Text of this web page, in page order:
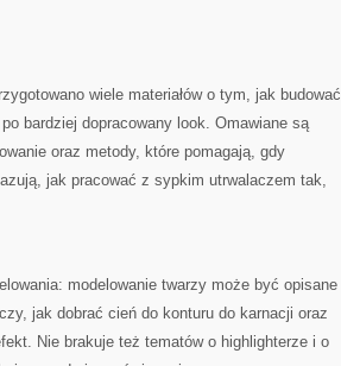
wiele materiałów o tym, jak budować
bardziej dopracowany look. Omawiane są
oraz metody, które pomagają, gdy
jak pracować z sypkim utrwalaczem tak,
modelowanie twarzy może być opisane
jak dobrać cień do konturu do karnacji oraz
Nie brakuje też tematów o highlighterze i o